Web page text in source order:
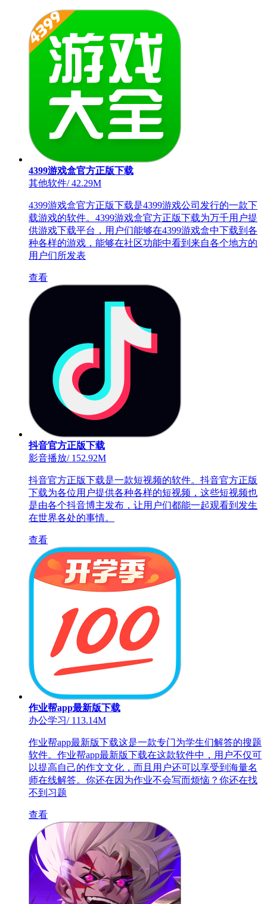
4399游戏盒官方正版下载
其他软件/42.29M
4399游戏盒官方正版下载是4399游戏公司发行的一款下
载游戏的软件。4399游戏盒官方正版下载为万千用户提
供游戏下载平台，用户们能够在4399游戏盒中下载到各
种各样的游戏，能够在社区功能中看到来自各个地方的
用户们所发表
查看
抖音官方正版下载
影音播放/152.92M
抖音官方正版下载是一款短视频的软件。抖音官方正版
下载为各位用户提供各种各样的短视频，这些短视频也
是由各个抖音博主发布，让用户们都能一起观看到发生
在世界各处的事情。
查看
作业帮app最新版下载
办公学习/113.14M
作业帮app最新版下载这是一款专门为学生们解答的搜题
软件。作业帮app最新版下载在这款软件中，用户不仅可
以提高自己的作文文化，而且用户还可以享受到海量名
师在线解答。你还在因为作业不会写而烦恼？你还在找
不到习题
查看